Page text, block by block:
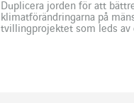
Duplicera jorden för att
klimatförändringarna på
tvillingprojektet som leds av